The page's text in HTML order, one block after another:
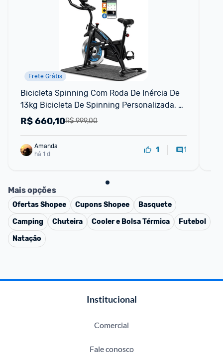
Frete Grátis
Bicicleta Spinning Com Roda De Inércia De
13kg Bicicleta De Spinning Personalizada,
Bicicleta De Ciclismo Indoor Para Fitness
R$ 999,00
R$660,10
Amanda
há 1 d
1 1
Mais opções
OfertasShopee CuponsShopee
Basquete
Camping
Chuteira Cooler e Bolsa Térmica
Futebol
Natação
Institucional
Comercial
Fale conosco